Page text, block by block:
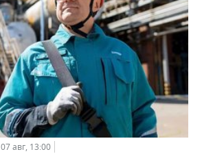
07 авг, 13:00